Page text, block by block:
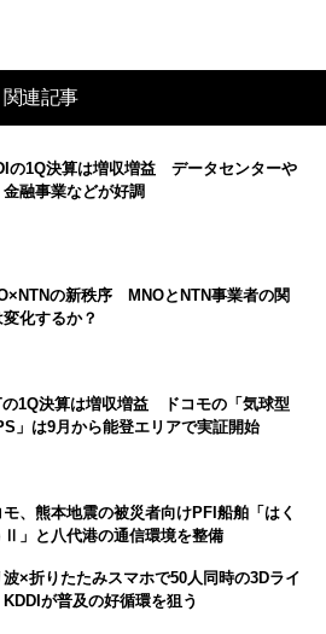
関連記事
の1Q決算は増収増益 データセンターや
融事業などが好調
の新秩序 MNOとNTN事業者の関
化するか？
の1Q決算は増収増益 ドコモの「気球型
」は9月から能登エリアで実証開始
モ、熊本地震の被災者向けPFI船舶「はく
Ⅱ」と八代港の通信環境を整備
波×折りたたみスマホで50人同時の3Dライ
が普及の好循環を狙う